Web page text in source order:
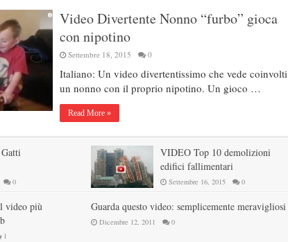
Video Divertente Nonno “furbo” gioca
con nipotino
Settembre 18, 2015 0
Italiano: Un video divertentissimo che vede coinvolti
un nonno con il proprio nipotino. Un gioco …
Read More »
0
VIDEO Top 10 demolizioni
edifici fallimentari
Settembre 16, 2015 0
video più
1
Guarda questo video: semplicemente meravigliosi
Dicembre 12, 2011 0